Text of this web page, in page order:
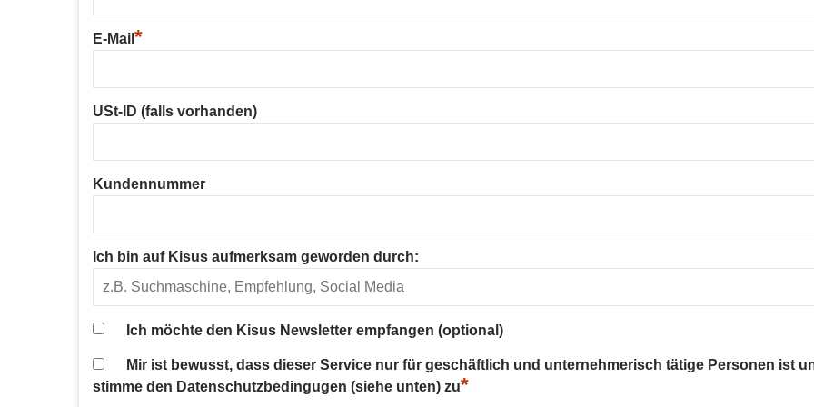
E-Mail *
USt-ID (falls vorhanden)
Kundennummer
Ich bin auf Kisus aufmerksam geworden durch:
Ich möchte den Kisus Newsletter empfangen (optional)
Mir ist bewusst, dass dieser Service nur für geschäftlich und unternehmerisch tätige Personen ist
stimme den Datenschutzbedingugen (siehe unten) zu*